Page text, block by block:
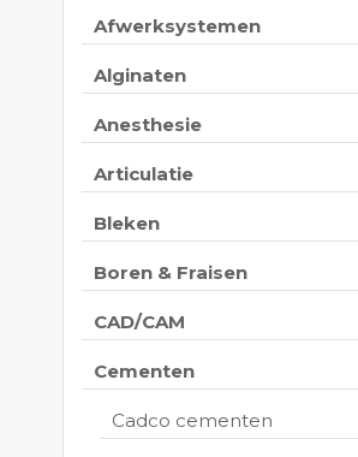
Afwerksystemen
Alginaten
Anesthesie
Articulatie
Bleken
Boren & Fraisen
CAD/CAM
Cementen
Cadco cementen